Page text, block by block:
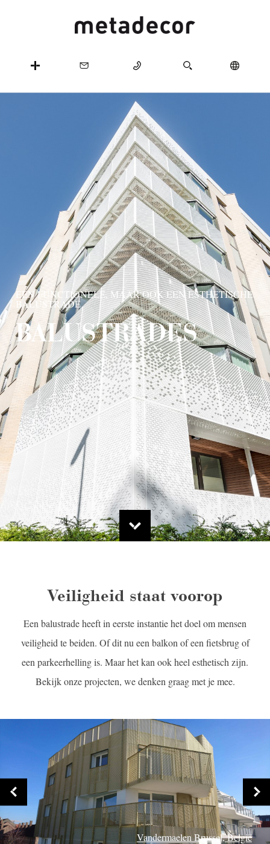
EEN FUNCTIONELE, MAAR OOK EEN ESTHETISCHE
BALUSTRADE
BALUSTRADES
Veiligheid staat voorop
Een balustrade heeft in eerste instantie het doel om mensen
veiligheid te beiden. Of dit nu een balkon of een fietsbrug of
een parkeerhelling is. Maar het kan ook heel esthetisch zijn.
Bekijk onze projecten, we denken graag met je mee.
Vandermaelen Brussel, België